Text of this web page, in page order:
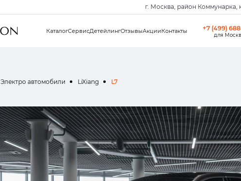
г. Москва, район Коммунарка,
КаталогСервисДетейлингОтзывыАкцииКонтакты +7 (499)
для
Электро автомобили LiXiang L7